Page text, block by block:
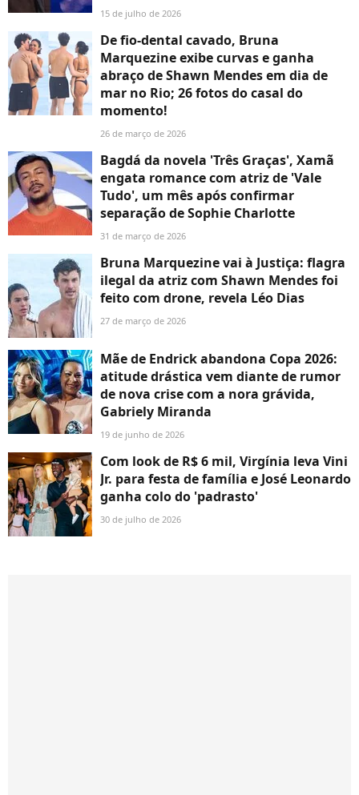
15 de julho de 2026
De fio-dental cavado, Bruna
Marquezine exibe curvas e ganha
abraço de Shawn Mendes em dia de
mar no Rio; 26 fotos do casal do
momento!
26 de março de 2026
Bagdá da novela 'Três Graças', Xamã
engata romance com atriz de 'Vale
Tudo', um mês após confirmar
separação de Sophie Charlotte
31 de março de 2026
Bruna Marquezine vai à Justiça: flagra
ilegal da atriz com Shawn Mendes foi
feito com drone, revela Léo Dias
27 de março de 2026
Mãe de Endrick abandona Copa 2026:
atitude drástica vem diante de rumor
de nova crise com a nora grávida,
Gabriely Miranda
19 de junho de 2026
Com look de R$ 6 mil, Virgínia leva Vini
Jr. para festa de família e José Leonardo
ganha colo do 'padrasto'
30 de julho de 2026